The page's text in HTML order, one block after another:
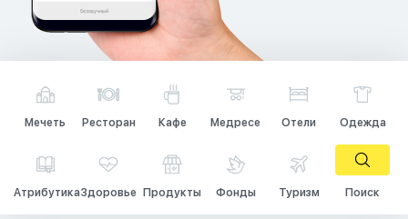
Мечеть Ресторан Кафе Медресе Отели Одежда
АтрибутикаЗдоровье Продукты Фонды Туризм Поиск